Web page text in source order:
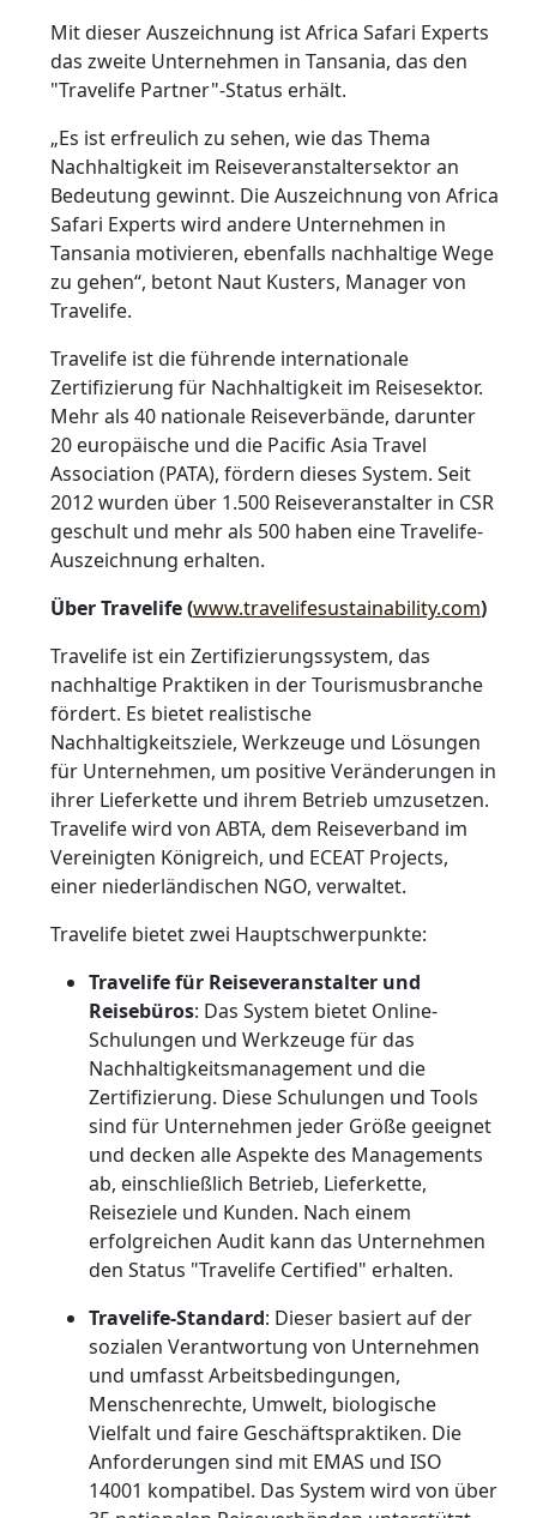
Mit dieser Auszeichnung ist Africa Safari Experts
das zweite Unternehmen in Tansania, das den
"Travelife Partner"-Status erhält.
„Es ist erfreulich zu sehen, wie das Thema
Nachhaltigkeit im Reiseveranstaltersektor an
Bedeutung gewinnt. Die Auszeichnung von Africa
Safari Experts wird andere Unternehmen in
Tansania motivieren, ebenfalls nachhaltige Wege
zu gehen“, betont Naut Kusters, Manager von
Travelife.
Travelife ist die führende internationale
Zertifizierung für Nachhaltigkeit im Reisesektor.
Mehr als 40 nationale Reiseverbände, darunter
20 europäische und die Pacific Asia Travel
Association (PATA), fördern dieses System. Seit
2012 wurden über 1.500 Reiseveranstalter in CSR
geschult und mehr als 500 haben eine Travelife-
Auszeichnung erhalten.
Über Travelife (www.travelifesustainability.com)
Travelife ist ein Zertifizierungssystem, das
nachhaltige Praktiken in der Tourismusbranche
fördert. Es bietet realistische
Nachhaltigkeitsziele, Werkzeuge und Lösungen
für Unternehmen, um positive Veränderungen in
ihrer Lieferkette und ihrem Betrieb umzusetzen.
Travelife wird von ABTA, dem Reiseverband im
Vereinigten Königreich, und ECEAT Projects,
einer niederländischen NGO, verwaltet.
Travelife bietet zwei Hauptschwerpunkte:
Travelife für Reiseveranstalter und
Reisebüros: Das System bietet Online-
Schulungen und Werkzeuge für das
Nachhaltigkeitsmanagement und die
Zertifizierung. Diese Schulungen und Tools
sind für Unternehmen jeder Größe geeignet
und decken alle Aspekte des Managements
ab, einschließlich Betrieb, Lieferkette,
Reiseziele und Kunden. Nach einem
erfolgreichen Audit kann das Unternehmen
den Status "Travelife Certified" erhalten.
Travelife-Standard: Dieser basiert auf der
sozialen Verantwortung von Unternehmen
und umfasst Arbeitsbedingungen,
Menschenrechte, Umwelt, biologische
Vielfalt und faire Geschäftspraktiken. Die
Anforderungen sind mit EMAS und ISO
14001 kompatibel. Das System wird von über